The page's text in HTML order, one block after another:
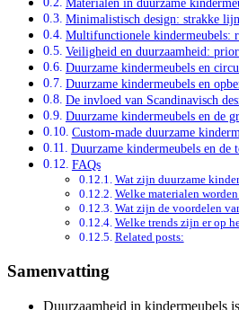
Minimalistisch design: strakke
Multifunctionele kindermeubels:
Veiligheid en duurzaamheid:
Duurzame kindermeubels en
Duurzame kindermeubels en
De invloed van Scandinavisch
Duurzame kindermeubels en de
Custom-made duurzame
Duurzame kindermeubels en de
FAQs
Wat zijn duurzame
Welke materialen
Wat zijn de voordelen
Welke trends zijn er op
Related posts:
Samenvatting
Duurzaamheid in kindermeubels